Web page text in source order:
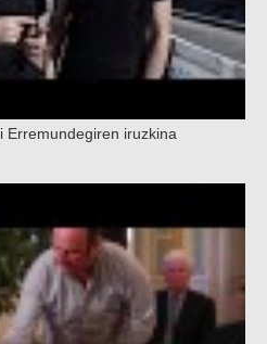
Erremundegiren iruzkina